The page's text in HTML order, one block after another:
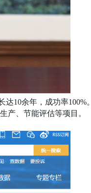
10余年，成功率100%。
产、节能评估等项目。